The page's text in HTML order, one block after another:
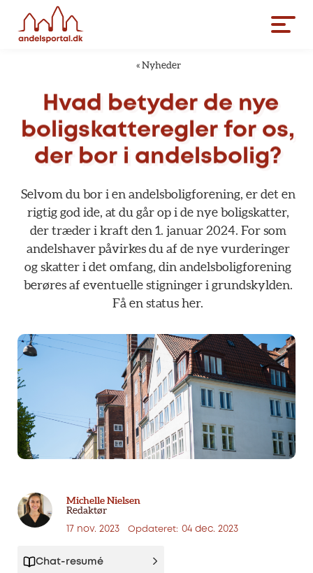
« Nyheder
Hvad betyder de nye
boligskatteregler for os,
der bor i andelsbolig?
Selvom du bor i en andelsboligforening, er det en
rigtig god ide, at du går op i de nye boligskatter,
der træder i kraft den 1. januar 2024. For som
andelshaver påvirkes du af de nye vurderinger
og skatter i det omfang, din andelsboligforening
berøres af eventuelle stigninger i grundskylden.
Få en status her.
Michelle Nielsen
Redaktør
17 nov. 2023 Opdateret: 04 dec. 2023
Chat-resumé